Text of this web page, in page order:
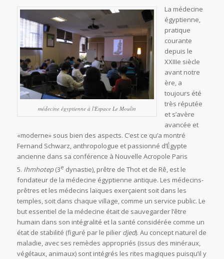
médecine égyptienne à l'Espace Le Moulin
La médecine
égyptienne,
pratique
courante
depuis le
XXIIIe siècle
avant notre
ère, a
toujours été
très réputée
et s’avère
avancée et
«moderne» sous bien des aspects. C’est ce qu’a montré
Fernand Schwarz, anthropologue et passionné d’Égypte
ancienne dans sa conférence à Nouvelle Acropole Paris
5. Ihmhotep(3e dynastie), prêtre de Thot et de Rê, est le
fondateur de la médecine égyptienne antique. Les médecins-
prêtres et les médecins laïques exerçaient soit dans les
temples, soit dans chaque village, comme un service public. Le
but essentiel de la médecine était de sauvegarder l’être
humain dans son intégralité et la santé considérée comme un
état de stabilité (figuré par le pilier djed). Au concept naturel de
maladie, avec ses remèdes appropriés (issus des minéraux,
végétaux, animaux) sont intégrés les rites magiques puisqu’il y